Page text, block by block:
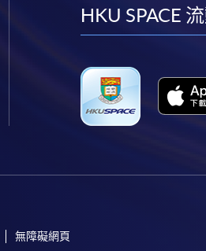
HKU SPACE
無障礙網頁